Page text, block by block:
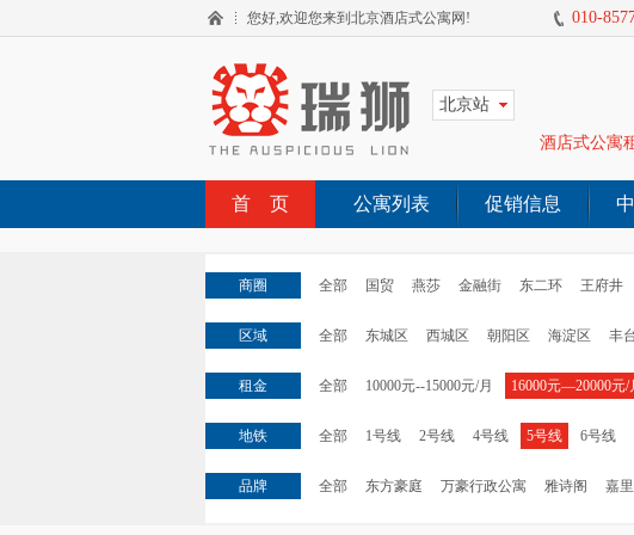
您好,欢迎您来到北京酒店式公寓网! 010-
北京站
酒店式公寓
首 页 公寓列表 促销信息
商圈 全部 国贸 燕莎 金融街 东二环 王府井
区域 全部 东城区 西城区 朝阳区 海淀区 丰
租金 全部 10000元--15000元/月 16000元—20000元/
地铁 全部 1号线 2号线 4号线 5号线 6号线
品牌 全部 东方豪庭 万豪行政公寓 雅诗阁 嘉